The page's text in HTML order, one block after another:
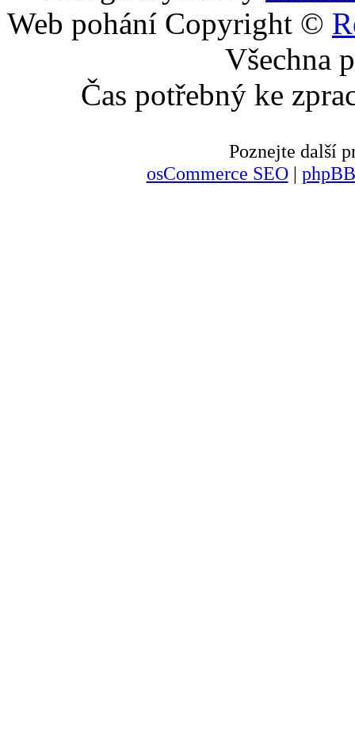
Web pohání Copyright ©
Všechna
Čas potřebný ke
Poznejte další
osCommerce SEO|